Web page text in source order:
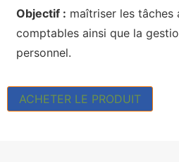
Objectif : maîtriser les tâches
comptables ainsi que la
personnel.
ACHETER LE PRODUIT